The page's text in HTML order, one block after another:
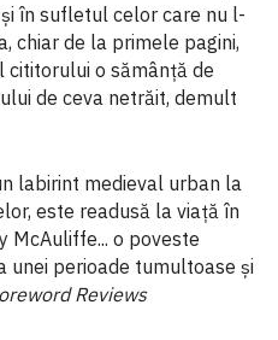
în sufletul celor care nu l-
chiar de la primele pagini,
o sămânță de
de ceva netrăit, demult
labirint medieval urban la
este readusă la viață în
McAuliffe... o poveste
unei perioade tumultoase și
Reviews